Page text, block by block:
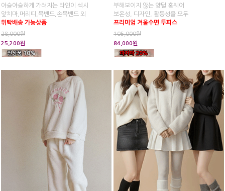
아슬아슬하게 가려지는 라인이 섹시
앞치마,머리띠,목밴드,손목밴드 외
위탁배송 가능상품
28,000원
25,200원
부해보이지 않는 양털 홈웨어
보온성, 디자인, 활동성을 모두
프리미엄 겨울수면 투피스
105,000원
84,000원